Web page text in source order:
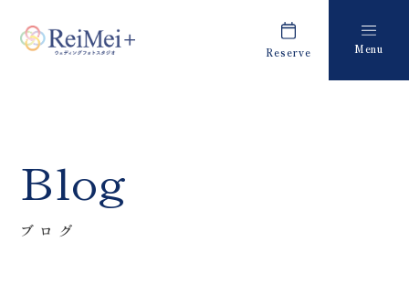
Reserve Menu
Costume
衣装
About us
Blog
ブログ